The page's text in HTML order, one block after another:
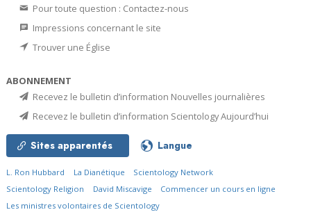
Pour toute question : Contactez-nous
Impressions concernant le site
Trouver une Église
ABONNEMENT
Recevez le bulletin d’information Nouvelles journalières
Recevez le bulletin d’information Scientology Aujourd’hui
Sites apparentés Langue
L. Ron Hubbard La Dianétique
Scientology Network
Scientology Religion
David Miscavige
Commencer un cours en ligne
Les ministres volontaires de Scientology